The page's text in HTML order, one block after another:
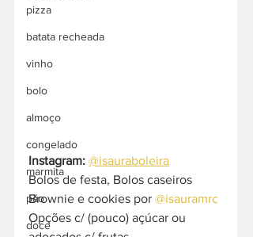
pizza
batata recheada
vinho
bolo
almoço
congelado
marmita
pão
doce
Instagram: @isauraboleira
Bolos de festa, Bolos caseiros
Brownie e cookies por @isauramrc
Opções c/ (pouco) açúcar ou